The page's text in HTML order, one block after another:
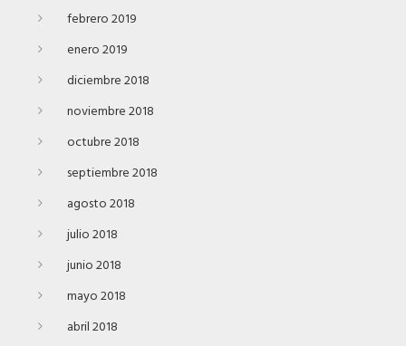
febrero 2019
enero 2019
diciembre 2018
noviembre 2018
octubre 2018
septiembre 2018
agosto 2018
julio 2018
junio 2018
mayo 2018
abril 2018